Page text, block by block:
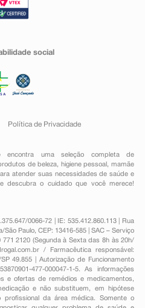
social
Política de Privacidade
encontra uma seleção completa de
de beleza, higiene pessoal ,mamãe
atender suas necessidades de saúde e
descubra o cuidado que você merece!
0066-72 | IE: 535.412.860.113 | Rua
Paulo, CEP: 13416-585 | SAC – Serviço
2120 (Segunda à Sexta das 8h às 20h/
/ Farmacêutica responsável:
49.855 | Autorização de Funcionamento
477-000047-1-5. As informações
e ofertas de remédios e medicamentos,
e não substituem, em hipótese
profissional da área médica. Somente o